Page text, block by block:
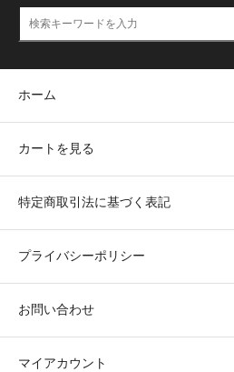
ホーム
カートを見る
特定商取引法に基づく表記
プライバシーポリシー
お問い合わせ
マイアカウント